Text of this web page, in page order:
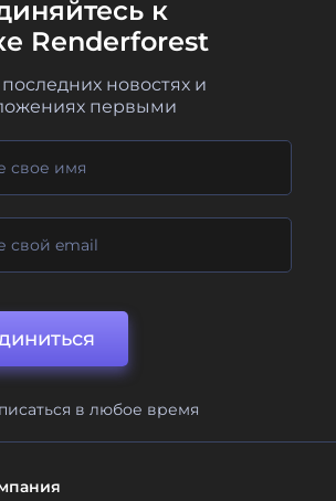
к
Renderforest
новостях и
первыми
в любое время